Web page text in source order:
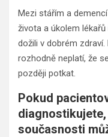
Mezi stářím a
života a úkolem
dožili v dobrém
rozhodně neplatí, že
později potkat.
Pokud
současnosti